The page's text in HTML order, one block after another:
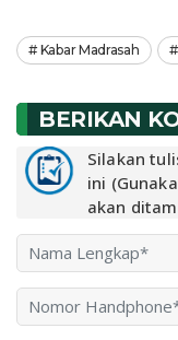
Kabar Madrasah
BERIKAN
Silakan
ini
akan